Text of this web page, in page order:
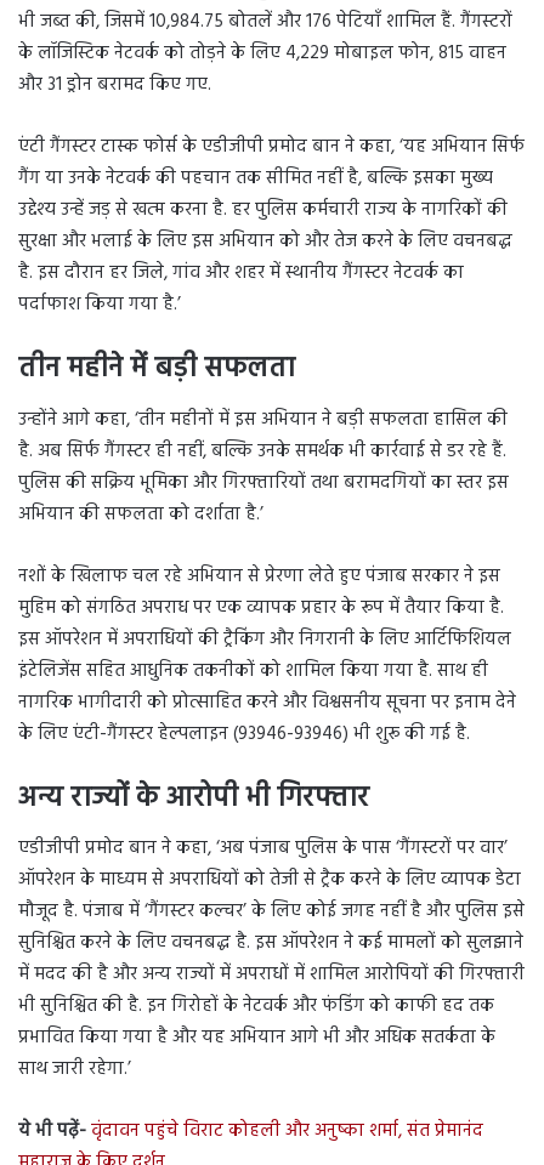
भी जब्त की, जिसमें 10,984.75 बोतलें और 176 पेटियाँ शामिल हैं. गैंगस्टरों
के लॉजिस्टिक नेटवर्क को तोड़ने के लिए 4,229 मोबाइल फोन, 815 वाहन
और 31 ड्रोन बरामद किए गए.
एंटी गैंगस्टर टास्क फोर्स के एडीजीपी प्रमोद बान ने कहा, ‘यह अभियान सिर्फ
गैंग या उनके नेटवर्क की पहचान तक सीमित नहीं है, बल्कि इसका मुख्य
उद्देश्य उन्हें जड़ से खत्म करना है. हर पुलिस कर्मचारी राज्य के नागरिकों की
सुरक्षा और भलाई के लिए इस अभियान को और तेज करने के लिए वचनबद्ध
है. इस दौरान हर जिले, गांव और शहर में स्थानीय गैंगस्टर नेटवर्क का
पर्दाफाश किया गया है.’
तीन महीने में बड़ी सफलता
उन्होंने आगे कहा, ‘तीन महीनों में इस अभियान ने बड़ी सफलता हासिल की
है. अब सिर्फ गैंगस्टर ही नहीं, बल्कि उनके समर्थक भी कार्रवाई से डर रहे हैं.
पुलिस की सक्रिय भूमिका और गिरफ्तारियों तथा बरामदगियों का स्तर इस
अभियान की सफलता को दर्शाता है.’
नशों के खिलाफ चल रहे अभियान से प्रेरणा लेते हुए पंजाब सरकार ने इस
मुहिम को संगठित अपराध पर एक व्यापक प्रहार के रूप में तैयार किया है.
इस ऑपरेशन में अपराधियों की ट्रैकिंग और निगरानी के लिए आर्टिफिशियल
इंटेलिजेंस सहित आधुनिक तकनीकों को शामिल किया गया है. साथ ही
नागरिक भागीदारी को प्रोत्साहित करने और विश्वसनीय सूचना पर इनाम देने
के लिए एंटी-गैंगस्टर हेल्पलाइन (93946-93946) भी शुरू की गई है.
अन्य राज्यों के आरोपी भी गिरफ्तार
एडीजीपी प्रमोद बान ने कहा, ‘अब पंजाब पुलिस के पास ‘गैंगस्टरों पर वार’
ऑपरेशन के माध्यम से अपराधियों को तेजी से ट्रैक करने के लिए व्यापक डेटा
मौजूद है. पंजाब में ‘गैंगस्टर कल्चर’ के लिए कोई जगह नहीं है और पुलिस इसे
सुनिश्चित करने के लिए वचनबद्ध है. इस ऑपरेशन ने कई मामलों को सुलझाने
में मदद की है और अन्य राज्यों में अपराधों में शामिल आरोपियों की गिरफ्तारी
भी सुनिश्चित की है. इन गिरोहों के नेटवर्क और फंडिंग को काफी हद तक
प्रभावित किया गया है और यह अभियान आगे भी और अधिक सतर्कता के
साथ जारी रहेगा.’
ये भी पढ़ें-वृंदावन पहुंचे विराट कोहली और अनुष्का शर्मा, संत प्रेमानंद